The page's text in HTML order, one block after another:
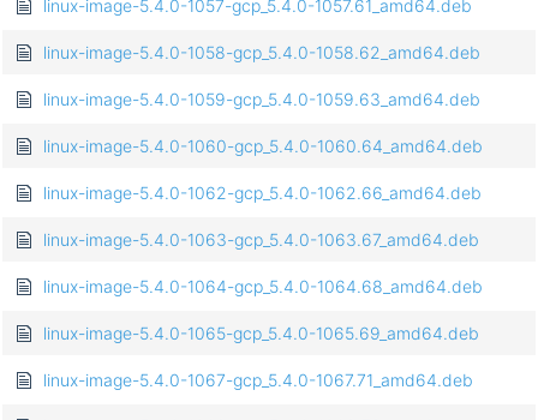
linux-image-5.4.0-1057-gcp_5.4.0-1057.61_amd64.deb
linux-image-5.4.0-1058-gcp_5.4.0-1058.62_amd64.deb
linux-image-5.4.0-1059-gcp_5.4.0-1059.63_amd64.deb
linux-image-5.4.0-1060-gcp_5.4.0-1060.64_amd64.deb
linux-image-5.4.0-1062-gcp_5.4.0-1062.66_amd64.deb
linux-image-5.4.0-1063-gcp_5.4.0-1063.67_amd64.deb
linux-image-5.4.0-1064-gcp_5.4.0-1064.68_amd64.deb
linux-image-5.4.0-1065-gcp_5.4.0-1065.69_amd64.deb
linux-image-5.4.0-1067-gcp_5.4.0-1067.71_amd64.deb